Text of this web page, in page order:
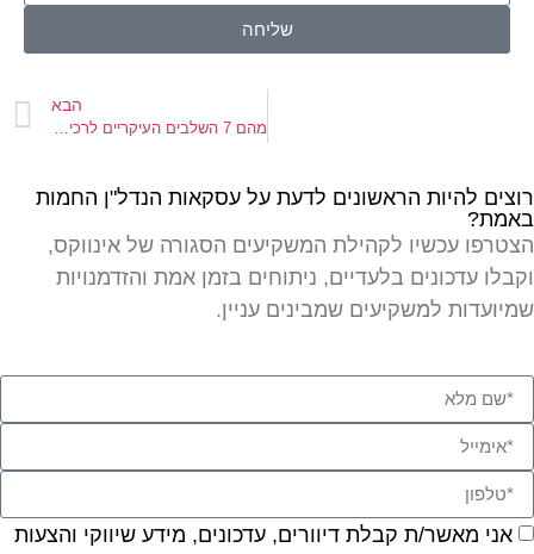
שליחה
הבא
מהם 7 השלבים העיקריים לרכישת דירה אטרקטיבית להשקעה?
להיות הראשונים לדעת על עסקאות הנדל"ן החמות
עכשיו לקהילת המשקיעים הסגורה של אינווקס,
עדכונים בלעדיים, ניתוחים בזמן אמת והזדמנויות
למשקיעים שמבינים עניין.
אני מאשר/ת קבלת דיוורים, עדכונים, מידע שיווקי והצעות